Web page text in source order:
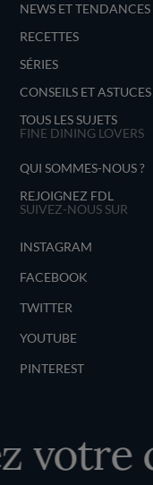
NEWS ET TENDANCES
RECETTES
SÉRIES
CONSEILS ET ASTUCES
TOUS LES SUJETS
FINE DINING LOVERS
QUI SOMMES-NOUS ?
REJOIGNEZ FDL
SUIVEZ-NOUS SUR
INSTAGRAM
FACEBOOK
TWITTER
YOUTUBE
PINTEREST
votre